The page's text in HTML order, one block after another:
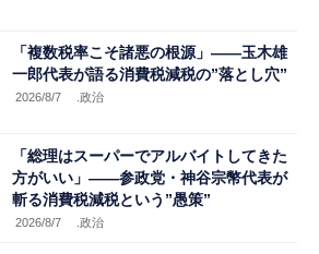
「複数税率こそ諸悪の根源」――玉木雄
一郎代表が語る消費税減税の”落とし穴”
2026/8/7 .政治
「総理はスーパーでアルバイトしてきた
方がいい」――参政党・神谷宗幣代表が
斬る消費税減税という”愚策”
2026/8/7 .政治